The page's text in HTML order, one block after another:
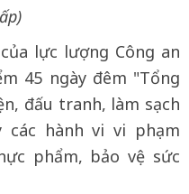
lực lượng Công an
45 ngày đêm "Tổng
đấu tranh, làm sạch
hành vi vi phạm
phẩm, bảo vệ sức